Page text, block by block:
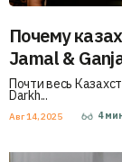
Почему
Jamal &
Почти весь
Darkh...
Авг 14, 2025 4